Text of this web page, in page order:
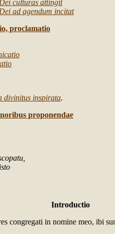
culturas attingit
ad agendum incitat
proclamatio
divinitus inspirata.
proponendae
Introductio
congregati in nomine meo, ibi